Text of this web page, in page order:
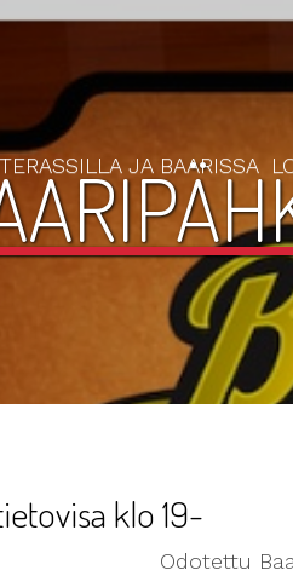
JA BAARISSA
klo 19-
Odotettu